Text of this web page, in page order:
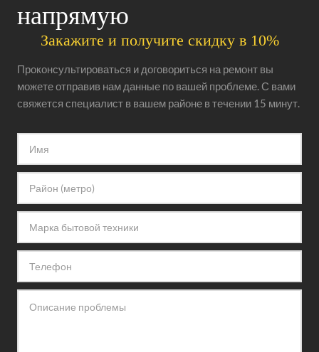
напрямую
Закажите и получите скидку в 10%
Проконсультироваться и договориться на ремонт вы
можете отправив нам данные по вашей проблеме. С вами
свяжется специалист в вашем районе в течении 15 минут.